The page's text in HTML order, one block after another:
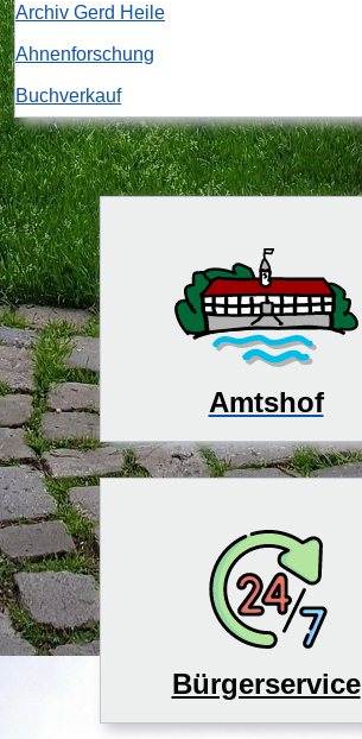
Archiv Gerd Heile
Ahnenforschung
Buchverkauf
Amtshof
Bürgerservice